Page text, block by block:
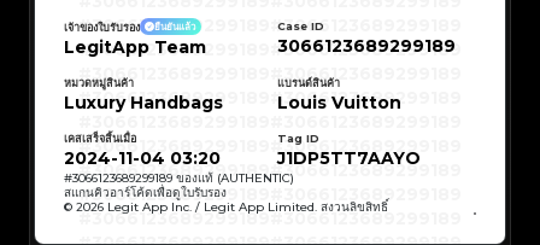
#3066123689299189
#3066123689299189
#3066123689299189
#3066123689299189
#3066123689299189
#3066123689299189
#3066123689299189
#3066123689299189
#3066123689299189
#3066123689299189
#3066123689299189
#3066123689299189
#3066123689299189#3066123689299189
#3066123689299189 #3066123689299189
#3066123689299189
#3066123689299189
#3066123689299189
#3066123689299189
#3066123689299189
#3066123689299189
#3066123689299189
#3066123689299189
#3066123689299189
#3066123689299189
#3066123689299189#3066123689299189
#3066123689299189
#3066123689299189
#3066123689299189#3066123689299189
เจ้าของใบรับรอง ยืนยันแล้ว
LegitApp Team
Case ID
3066123689299189
หมวดหมู่สินค้า
Luxury Handbags
แบรนด์สินค้า
Louis Vuitton
เคสเสร็จสิ้นเมื่อ
2024-11-04 03:20
Tag ID
J1DP5TT7AAYO
#3066123689299189 ของแท้ (AUTHENTIC)
สแกนคิวอาร์โค้ดเพื่อดูใบรับรอง
© 2026 Legit App Inc. / Legit App Limited. สงวนลิขสิทธิ์